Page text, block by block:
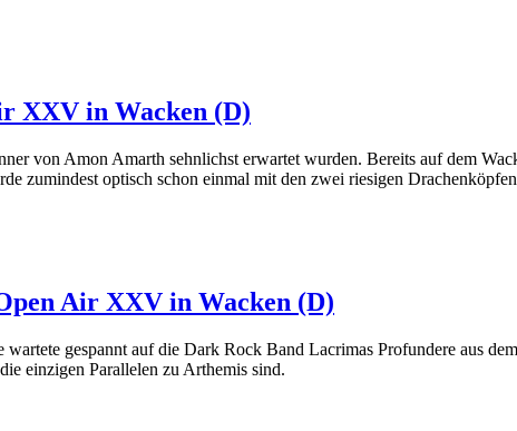
XXV in Wacken (D)
von Amon Amarth sehnlichst erwartet wurden. Bereits auf dem
zumindest optisch schon einmal mit den zwei riesigen
Air XXV in Wacken (D)
gespannt auf die Dark Rock Band Lacrimas Profundere aus
einzigen Parallelen zu Arthemis sind.